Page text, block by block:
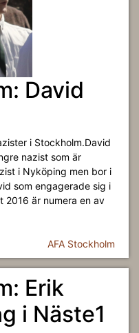
David
i Stockholm.David
nazist som är
i Nyköping men bor i
som engagerade sig i
2016 är numera en av
AFA Stockholm
Erik
i Näste1